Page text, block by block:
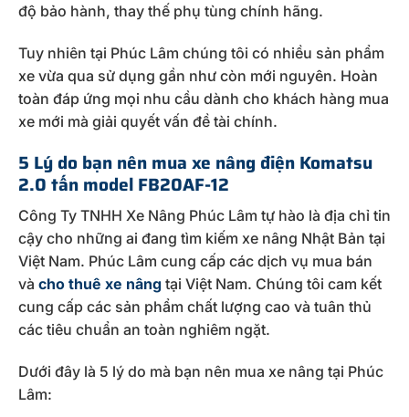
độ bảo hành, thay thế phụ tùng chính hãng.
Tuy nhiên tại Phúc Lâm chúng tôi có nhiều sản phẩm
xe vừa qua sử dụng gần như còn mới nguyên. Hoàn
toàn đáp ứng mọi nhu cầu dành cho khách hàng mua
xe mới mà giải quyết vấn đề tài chính.
5 Lý do bạn nên mua xe nâng điện Komatsu
2.0 tấn model FB20AF-12
Công Ty TNHH Xe Nâng Phúc Lâm tự hào là địa chỉ tin
cậy cho những ai đang tìm kiếm xe nâng Nhật Bản tại
Việt Nam. Phúc Lâm cung cấp các dịch vụ mua bán
và cho thuê xe nâng tại Việt Nam. Chúng tôi cam kết
cung cấp các sản phẩm chất lượng cao và tuân thủ
các tiêu chuẩn an toàn nghiêm ngặt.
Dưới đây là 5 lý do mà bạn nên mua xe nâng tại Phúc
Lâm: